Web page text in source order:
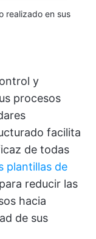
realizado en sus
y
procesos
facilita
de todas
plantillas de
reducir las
hacia
de sus